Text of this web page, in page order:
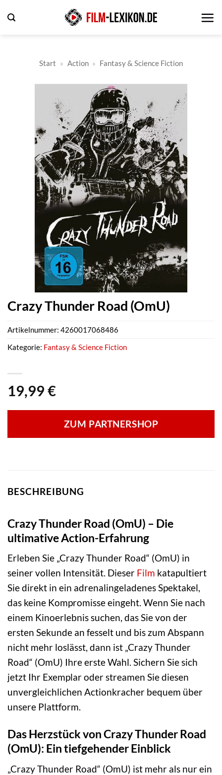
Inhalt
Start » Action » Fantasy & Science Fiction
Crazy Thunder Road (OmU)
19,99 €
ZUM PARTNERSHOP
Artikelnummer: 4260017068486
Kategorie: Fantasy & Science Fiction
BESCHREIBUNG
Crazy Thunder Road (OmU) – Die
ultimative Action-Erfahrung
Erleben Sie „Crazy Thunder Road“ (OmU) in
seiner vollen Intensität. Dieser Film katapultiert
Sie direkt in ein adrenalingeladenes Spektakel,
das keine Kompromisse eingeht. Wenn Sie nach
einem Kinoerlebnis suchen, das Sie von der
ersten Sekunde an fesselt und bis zum Abspann
nicht mehr loslässt, dann ist „Crazy Thunder
Road“ (OmU) Ihre erste Wahl. Sichern Sie sich
jetzt Ihr Exemplar oder streamen Sie diesen
unvergleichlichen Actionkracher bequem über
unsere Plattform.
Das Herzstück von Crazy Thunder Road
(OmU): Ein tiefgehender Einblick
„Crazy Thunder Road“ (OmU) ist mehr als nur ein